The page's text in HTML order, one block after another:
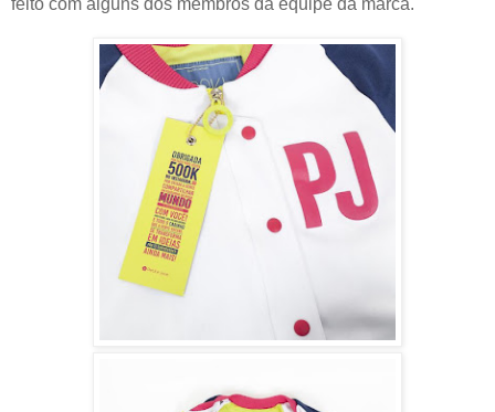
feito com alguns dos membros da equipe da marca.